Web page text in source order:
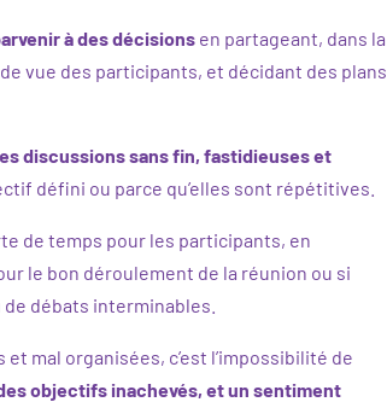
à des décisions en partageant, dans la
vue des participants, et décidant des plans
discussions sans fin, fastidieuses et
défini ou parce qu’elles sont répétitives.
de temps pour les participants, en
le bon déroulement de la réunion ou si
débats interminables.
mal organisées, c’est l’impossibilité de
objectifs inachevés, et un sentiment